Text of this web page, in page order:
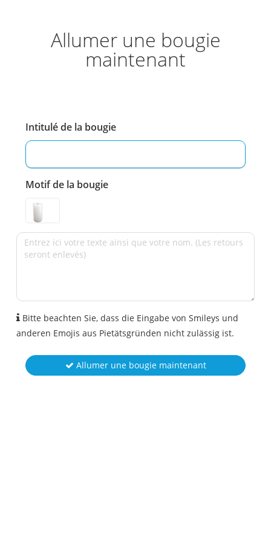
Allumer une bougie
maintenant
Intitulé de la bougie
Motif de la bougie
Bitte beachten Sie, dass die Eingabe von Smileys und
anderen Emojis aus Pietätsgründen nicht zulässig ist.
Allumer une bougie maintenant